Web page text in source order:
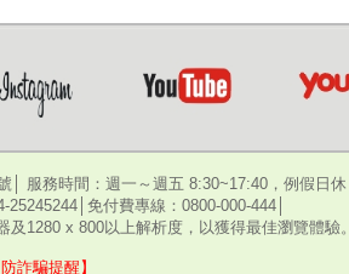
│ 服務時間：週一～週五 8:30~17:40，例假日休
免付費專線：0800-000-444│
1280 x 800以上解析度，以獲得最佳瀏覽體驗。
防詐騙提醒】